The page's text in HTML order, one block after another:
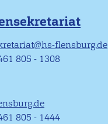
flensburg.de
805 - 1308
805 - 1444